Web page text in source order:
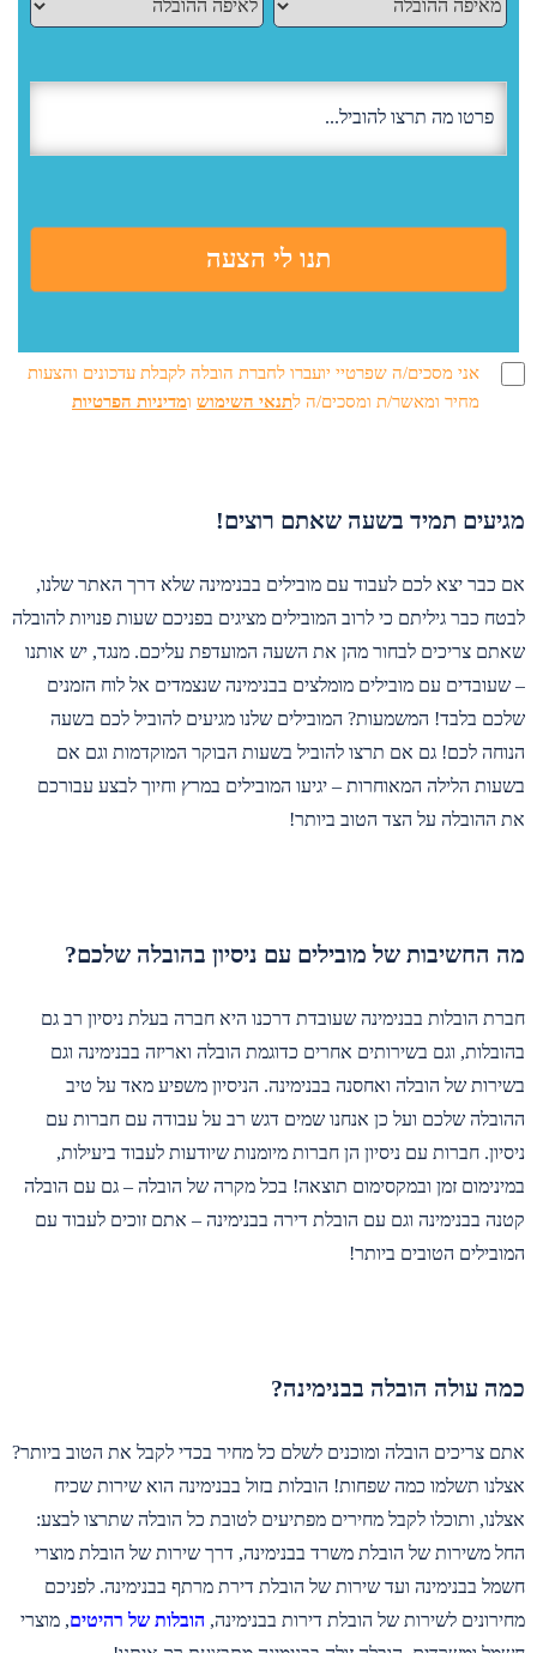
אני מסכים/ה שפרטיי יועברו לחברת הובלה לקבלת עדכונים והצעות
מחיר ומאשר/ת ומסכים/ה לתנאי השימוש ומדיניות הפרטיות
מגיעים תמיד בשעה שאתם רוצים!
אם כבר יצא לכם לעבוד עם מובילים בבנימינה שלא דרך האתר שלנו,
לבטח כבר גיליתם כי לרוב המובילים מציגים בפניכם שעות פנויות להובלה
שאתם צריכים לבחור מהן את השעה המועדפת עליכם. מנגד, יש אותנו
– שעובדים עם מובילים מומלצים בבנימינה שנצמדים אל לוח הזמנים
שלכם בלבד! המשמעות? המובילים שלנו מגיעים להוביל לכם בשעה
הנוחה לכם! גם אם תרצו להוביל בשעות הבוקר המוקדמות וגם אם
בשעות הלילה המאוחרות – יגיעו המובילים במרץ וחיוך לבצע עבורכם
את ההובלה על הצד הטוב ביותר!
מה החשיבות של מובילים עם ניסיון בהובלה שלכם?
חברת הובלות בבנימינה שעובדת דרכנו היא חברה בעלת ניסיון רב גם
בהובלות, וגם בשירותים אחרים כדוגמת הובלה ואריזה בבנימינה וגם
בשירות של הובלה ואחסנה בבנימינה. הניסיון משפיע מאד על טיב
ההובלה שלכם ועל כן אנחנו שמים דגש רב על עבודה עם חברות עם
ניסיון. חברות עם ניסיון הן חברות מיומנות שיודעות לעבוד ביעילות,
במינימום זמן ובמקסימום תוצאה! בכל מקרה של הובלה – גם עם הובלה
קטנה בבנימינה וגם עם הובלת דירה בבנימינה – אתם זוכים לעבוד עם
המובילים הטובים ביותר!
כמה עולה הובלה בבנימינה?
אתם צריכים הובלה ומוכנים לשלם כל מחיר בכדי לקבל את הטוב ביותר?
אצלנו תשלמו כמה שפחות! הובלות בזול בבנימינה הוא שירות שכיח
אצלנו, ותוכלו לקבל מחירים מפתיעים לטובת כל הובלה שתרצו לבצע:
החל משירות של הובלת משרד בבנימינה, דרך שירות של הובלת מוצרי
חשמל בבנימינה ועד שירות של הובלת דירת מרתף בבנימינה. לפניכם
מחירונים לשירות של הובלת דירות בבנימינה, הובלות של רהיטים, מוצרי